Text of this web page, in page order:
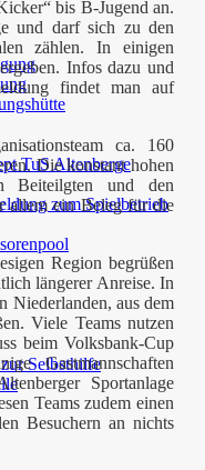
TuS Altenberge
zum Spielbetrieb
Selbsthilfe
bis B-Jugend an.
und darf sich zu den
zählen. In einigen
Infos dazu und
findet man auf
ca. 160
Die konstant hohen
Beiteilgten und den
allem ein Beleg für die
Region begrüßen
längerer Anreise. In
Niederlanden, aus dem
Viele Teams nutzen
beim Volksbank-Cup
Gastmannschaften
Sportanlage
Teams zudem einen
Besuchern an nichts